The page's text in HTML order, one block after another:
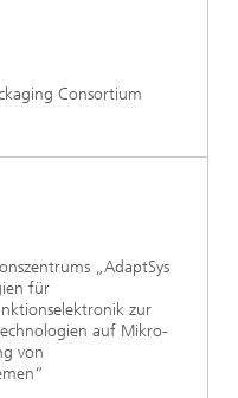
Consortium
„AdaptSys
für
zur
auf Mikro-
von